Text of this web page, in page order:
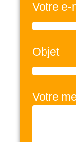
Votre e-
Objet
Votre